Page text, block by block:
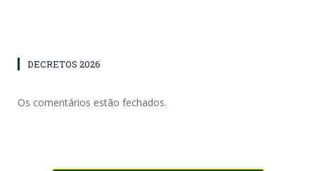
DECRETOS 2026
Os comentários estão fechados.